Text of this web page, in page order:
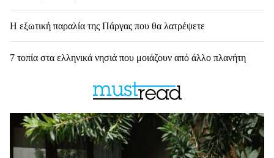
Η εξωτική παραλία της Πάργας που θα λατρέψετε
7 τοπία στα ελληνικά νησιά που μοιάζουν από άλλο πλανήτη